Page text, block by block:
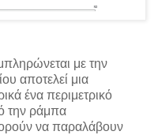
με την
αποτελεί μια
ένα περιμετρικό
την ράμπα
να παραλάβουν